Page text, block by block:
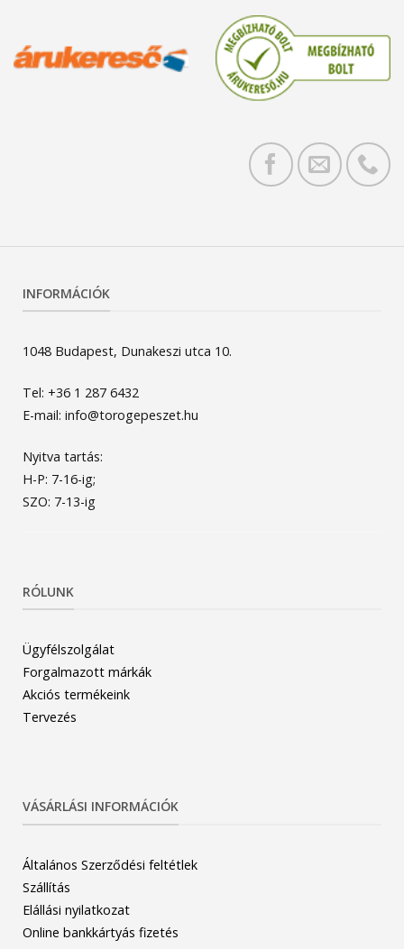
INFORMÁCIÓK
1048 Budapest, Dunakeszi utca 10.
Tel: +36 1 287 6432
E-mail: info@torogepeszet.hu
Nyitva tartás:
H-P: 7-16-ig;
SZO: 7-13-ig
RÓLUNK
Ügyfélszolgálat
Forgalmazott márkák
Akciós termékeink
Tervezés
VÁSÁRLÁSI INFORMÁCIÓK
Általános Szerződési feltétlek
Szállítás
Elállási nyilatkozat
Online bankkártyás fizetés